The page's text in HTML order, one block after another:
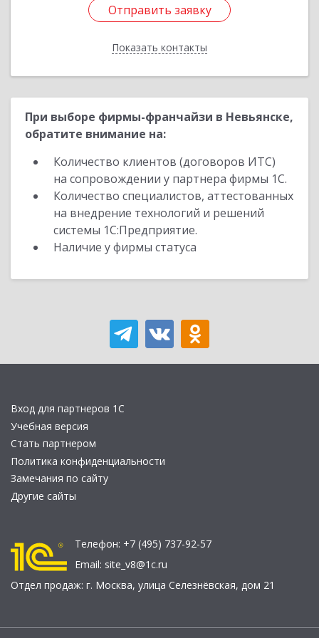
Отправить заявку
Показать контакты
Отправить заявку
Назад
При выборе фирмы-франчайзи в Невьянске,
обратите внимание на:
Количество клиентов (договоров ИТС)
на сопровождении у партнера фирмы 1С.
Количество специалистов, аттестованных
на внедрение технологий и решений
системы 1С:Предприятие.
Наличие у фирмы статуса
Вход для партнеров 1С
Учебная версия
Стать партнером
Политика конфиденциальности
Замечания по сайту
Другие сайты
Телефон: +7 (495) 737-92-57
Email: site_v8@1c.ru
Отдел продаж: г. Москва, улица Селезнёвская, дом 21